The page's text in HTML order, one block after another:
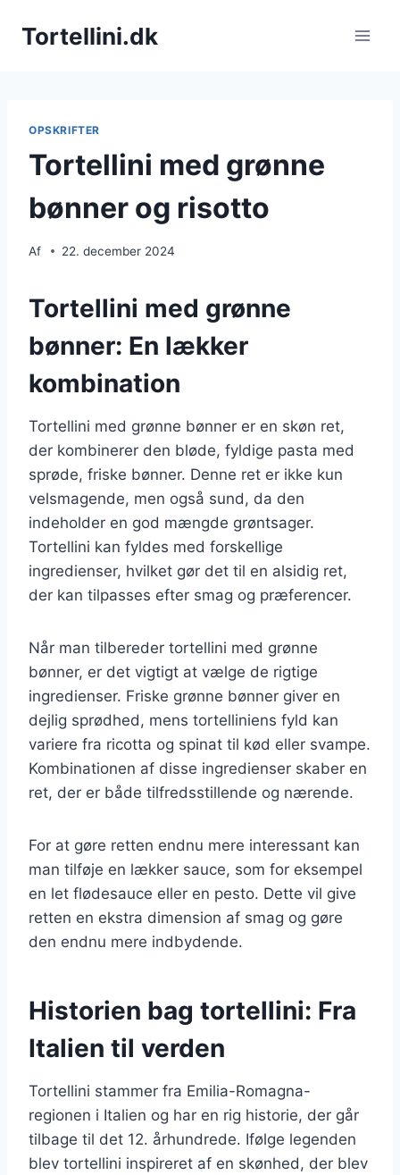
Tortellini.dk
OPSKRIFTER
Tortellini med grønne
bønner og risotto
Af 22. december 2024
Tortellini med grønne
bønner: En lækker
kombination
Tortellini med grønne bønner er en skøn ret,
der kombinerer den bløde, fyldige pasta med
sprøde, friske bønner. Denne ret er ikke kun
velsmagende, men også sund, da den
indeholder en god mængde grøntsager.
Tortellini kan fyldes med forskellige
ingredienser, hvilket gør det til en alsidig ret,
der kan tilpasses efter smag og præferencer.
Når man tilbereder tortellini med grønne
bønner, er det vigtigt at vælge de rigtige
ingredienser. Friske grønne bønner giver en
dejlig sprødhed, mens tortelliniens fyld kan
variere fra ricotta og spinat til kød eller svampe.
Kombinationen af disse ingredienser skaber en
ret, der er både tilfredsstillende og nærende.
For at gøre retten endnu mere interessant kan
man tilføje en lækker sauce, som for eksempel
en let flødesauce eller en pesto. Dette vil give
retten en ekstra dimension af smag og gøre
den endnu mere indbydende.
Historien bag tortellini: Fra
Italien til verden
Tortellini stammer fra Emilia-Romagna-
regionen i Italien og har en rig historie, der går
tilbage til det 12. århundrede. Ifølge legenden
blev tortellini inspireret af en skønhed, der blev